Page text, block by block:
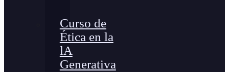
Curso de
Ética en la
lA
Generativa